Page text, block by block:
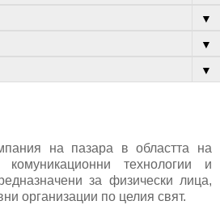
▼
▼
▼
на пазара в областта на
технологии и
за физически лица,
организации по целия свят.